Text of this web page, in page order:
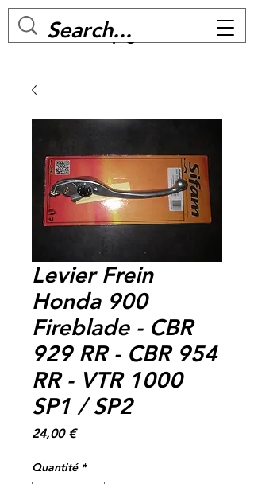
MC BIKE Perpignan
Levier Frein
Honda 900
Fireblade - CBR
929 RR - CBR 954
RR - VTR 1000
SP1 / SP2
24,00 €Prix
Quantité *